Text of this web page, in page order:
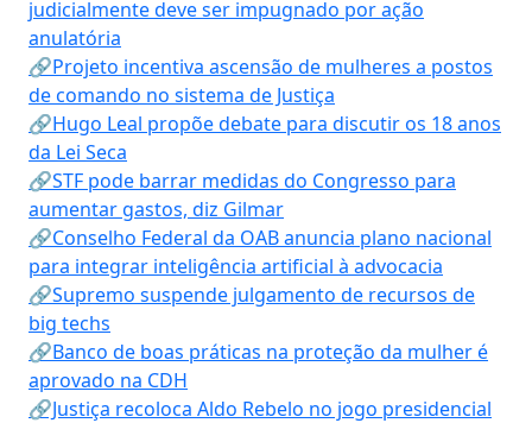
judicialmente deve ser impugnado por ação
anulatória
🔗Projeto incentiva ascensão de mulheres a postos
de comando no sistema de Justiça
🔗Hugo Leal propõe debate para discutir os 18 anos
da Lei Seca
🔗STF pode barrar medidas do Congresso para
aumentar gastos, diz Gilmar
🔗Conselho Federal da OAB anuncia plano nacional
para integrar inteligência artificial à advocacia
🔗Supremo suspende julgamento de recursos de
big techs
🔗Banco de boas práticas na proteção da mulher é
aprovado na CDH
🔗Justiça recoloca Aldo Rebelo no jogo presidencial